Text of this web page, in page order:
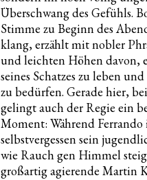
Überschwang des Gefühls.
Stimme zu Beginn des
klang, erzählt mit nobler
und leichten Höhen davon,
seines Schatzes zu leben
zu bedürfen. Gerade hier,
gelingt auch der Regie ein
Moment: Während Ferrando
selbstvergessen sein
wie Rauch gen Himmel
großartig agierende Martin